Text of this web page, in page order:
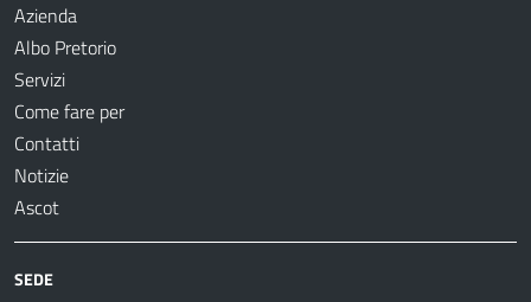
Azienda
Albo Pretorio
Servizi
Come fare per
Contatti
Notizie
Ascot
SEDE